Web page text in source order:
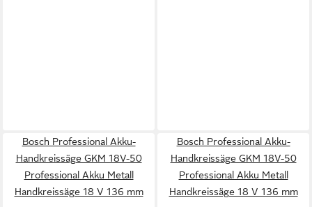
Bosch Professional Akku-
Handkreissäge GKM 18V-50
Professional Akku Metall
Handkreissäge 18 V 136 mm
Bosch Professional Akku-
Handkreissäge GKM 18V-50
Professional Akku Metall
Handkreissäge 18 V 136 mm